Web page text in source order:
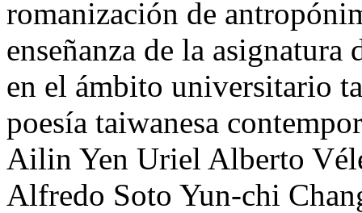
romanización de
enseñanza de la
en el ámbito universitario
poesía taiwanesa
Ailin Yen Uriel Alberto
Alfredo Soto Yun-chi